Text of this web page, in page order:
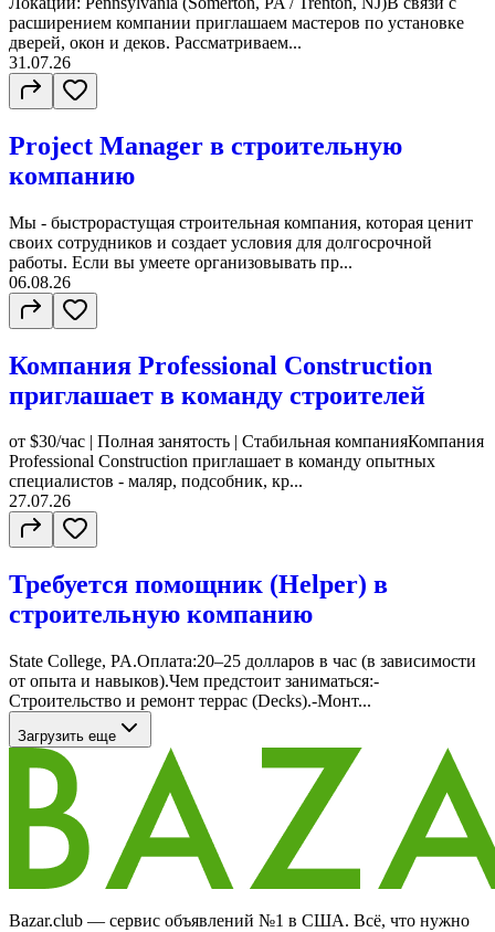
расширением компании приглашаем мастеров по установке
дверей, окон и деков. Рассматриваем...
31.07.26
Project Manager в строительную
компанию
Мы - быстрорастущая строительная компания, которая ценит
своих сотрудников и создает условия для долгосрочной
работы. Если вы умеете организовывать пр...
06.08.26
Компания Professional Construction
приглашает в команду строителей
от $30/час | Полная занятость | Стабильная компанияКомпания
Professional Construction приглашает в команду опытных
специалистов - маляр, подсобник, кр...
27.07.26
Требуется помощник (Helper) в
строительную компанию
State College, PA.Оплата:20–25 долларов в час (в зависимости
от опыта и навыков).Чем предстоит заниматься:-
Строительство и ремонт террас (Decks).-Монт...
Загрузить еще
Bazar.club — сервис объявлений №1 в США. Всё, что нужно